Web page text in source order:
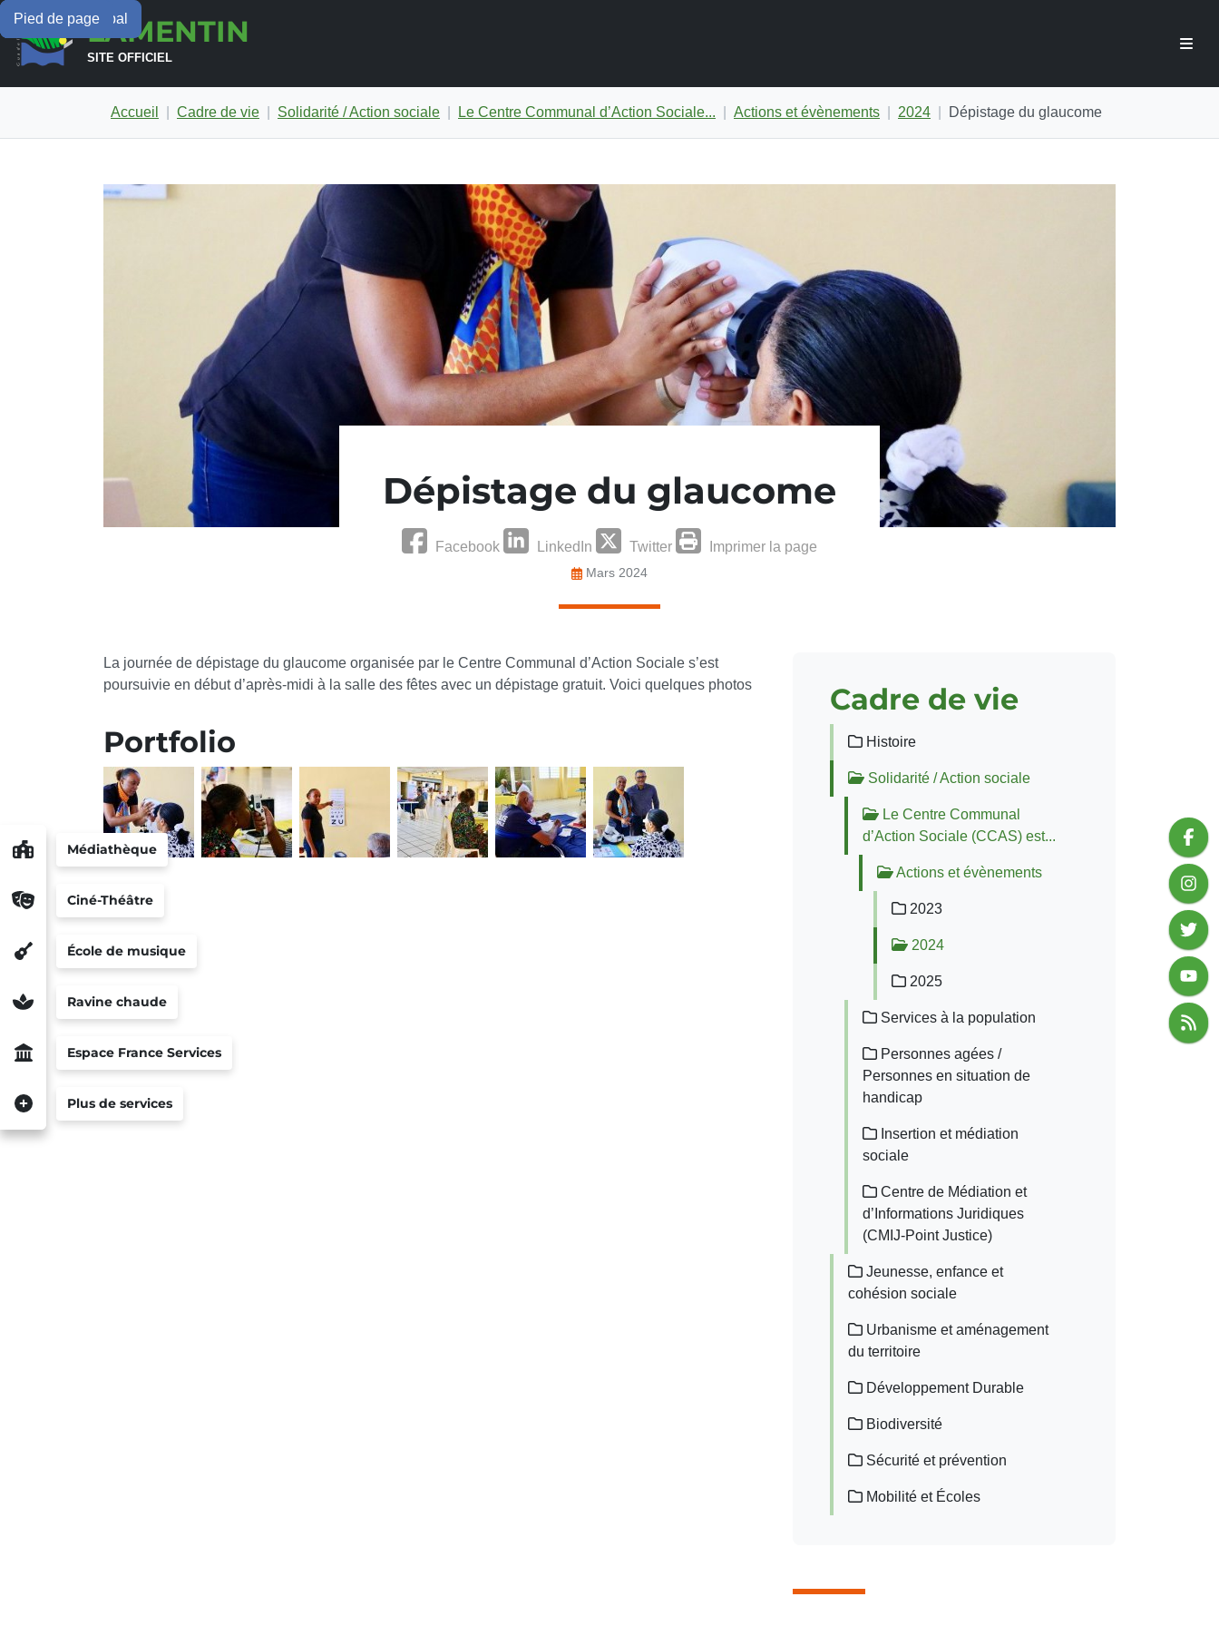
Menu principal
Contenu principal
Pied de pageLAMENTIN
SITE OFFICIEL
Médiathèque
Ciné-Théâtre
École de musique
Ravine chaude
Espace France Services
Plus de services
Accueil Cadre de vie Solidarité / Action sociale Le Centre Communal d’Action Sociale... Actions et évènements 2024 Dépistage du glaucome
Dépistage du glaucome
Facebook LinkedIn Twitter Imprimer la page
Mars 2024
La journée de dépistage du glaucome organisée par le Centre Communal d’Action Sociale s’est
poursuivie en début d’après-midi à la salle des fêtes avec un dépistage gratuit. Voici quelques photos
Portfolio
Cadre de vie
Histoire
Solidarité / Action sociale
Le Centre Communal
d’Action Sociale (CCAS) est...
Actions et évènements
2023
2024
2025
Services à la population
Personnes agées /
Personnes en situation de
handicap
Insertion et médiation
sociale
Centre de Médiation et
d’Informations Juridiques
(CMIJ-Point Justice)
Jeunesse, enfance et
cohésion sociale
Urbanisme et aménagement
du territoire
Développement Durable
Biodiversité
Sécurité et prévention
Mobilité et Écoles